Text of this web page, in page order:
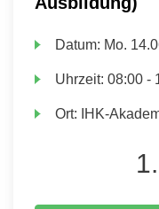
Datum: Mo.
Uhrzeit:08:00 -
Ort: IHK-